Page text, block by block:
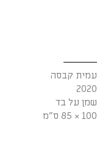
עמית קבסה
2020
שמן על בד
100 × 85 ס"מ